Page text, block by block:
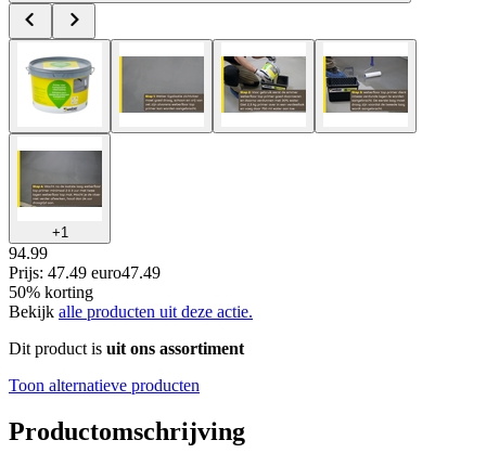
+1
94.99
Prijs: 47.49 euro47.49
50% korting
Bekijk alle producten uit deze actie.
Dit product is uit ons assortiment
Toon alternatieve producten
Productomschrijving